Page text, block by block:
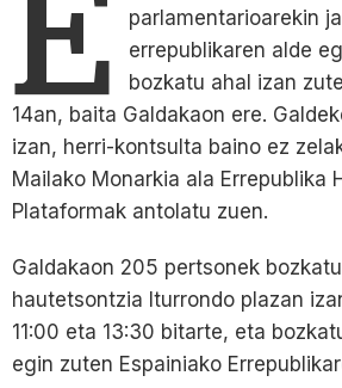
E
parlamentarioarekin
errepublikaren alde
bozkatu ahal izan
14an, baita Galdakaon ere.
izan, herri-kontsulta baino ez
Mailako Monarkia ala Errepublika
Plataformak antolatu zuen.
Galdakaon 205 pertsonek
hautetsontzia Iturrondo plazan
11:00 eta 13:30 bitarte, eta
egin zuten Espainiako